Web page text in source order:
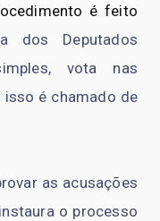
é feito
dos Deputados
vota nas
é chamado de
as acusações
o processo